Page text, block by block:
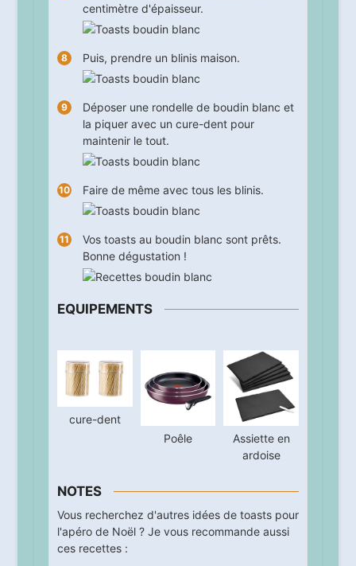
centimètre d'épaisseur.
Puis, prendre un blinis maison.
Déposer une rondelle de boudin blanc et
la piquer avec un cure-dent pour
maintenir le tout.
Faire de même avec tous les blinis.
Vos toasts au boudin blanc sont prêts.
Bonne dégustation !
EQUIPEMENTS
cure-dent
Poêle
Assiette en
ardoise
NOTES
Vous recherchez d'autres idées de toasts pour
l'apéro de Noël ? Je vous recommande aussi
ces recettes :